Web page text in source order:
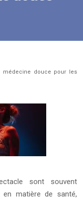
médecine douce pour les
sont souvent
matière de santé,